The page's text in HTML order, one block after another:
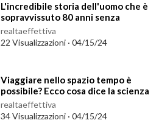
⁣L'incredibile storia dell'uomo che è
sopravvissuto 80 anni senza
mangiare e bere
realtaeffettiva
22 Visualizzazioni · 04/15/24
⁣Viaggiare nello spazio tempo è
possibile? Ecco cosa dice la scienza
realtaeffettiva
34 Visualizzazioni · 04/15/24